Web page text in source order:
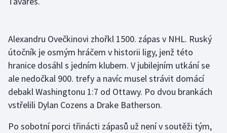
Alexandru Ovečkinovi zhořkl 1500. zápas v NHL. Ruský
útočník je osmým hráčem v historii ligy, jenž této
hranice dosáhl s jedním klubem. V jubilejním utkání se
ale nedočkal 900. trefy a navíc musel strávit domácí
debakl Washingtonu 1:7 od Ottawy. Po dvou brankách
vstřelili Dylan Cozens a Drake Batherson.
Po sobotní porci třinácti zápasů už není v soutěži tým,